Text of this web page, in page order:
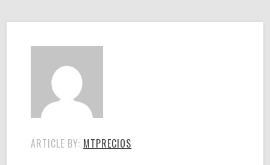
ARTICLE BY: MTPRECIOS